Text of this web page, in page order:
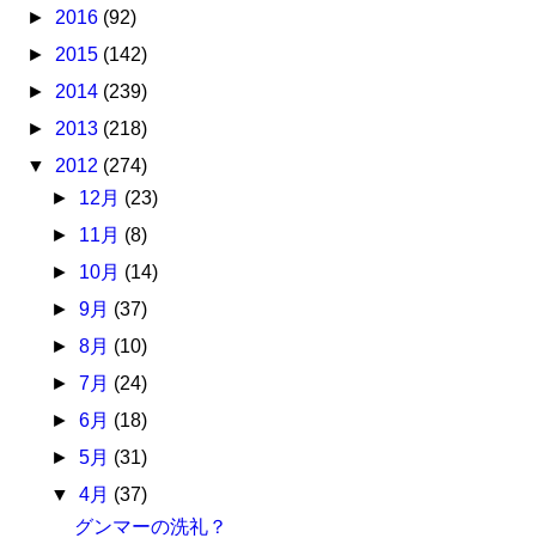
► 2016 (92)
► 2015 (142)
► 2014 (239)
► 2013 (218)
▼ 2012 (274)
► 12月 (23)
► 11月 (8)
► 10月 (14)
► 9月 (37)
► 8月 (10)
► 7月 (24)
► 6月 (18)
► 5月 (31)
▼ 4月 (37)
グンマーの洗礼？